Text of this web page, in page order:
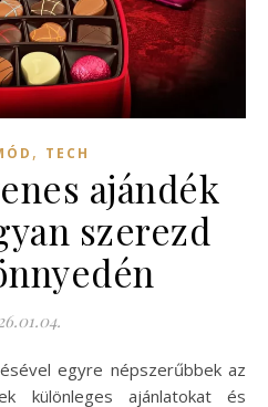
, TECH
ajándék
szerezd
különleges ajánlatokat és